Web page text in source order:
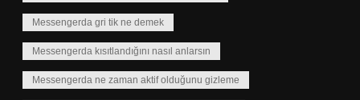
Messengerda gri tik ne demek
Messengerda kısıtlandığını nasıl anlarsın
Messengerda ne zaman aktif olduğunu gizleme